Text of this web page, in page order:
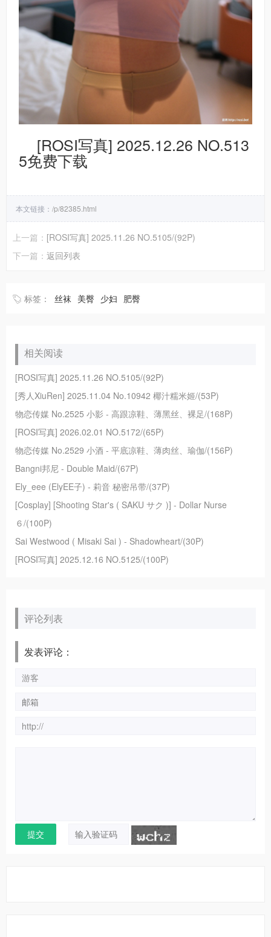
[ROSI写真] 2025.12.26 NO.513
5免费下载
本文链接： /p/82385.html
上一篇： [ROSI写真] 2025.11.26 NO.5105/(92P)
下一篇： 返回列表
标签： 丝袜 美臀 少妇 肥臀
相关阅读
[ROSI写真] 2025.11.26 NO.5105/(92P)
[秀人XiuRen] 2025.11.04 No.10942 椰汁糯米姬/(53P)
物恋传媒 No.2525 小影 - 高跟凉鞋、薄黑丝、裸足/(168P)
[ROSI写真] 2026.02.01 NO.5172/(65P)
物恋传媒 No.2529 小酒 - 平底凉鞋、薄肉丝、瑜伽/(156P)
Bangni邦尼 - Double Maid/(67P)
Ely_eee (ElyEE子) - 莉音 秘密吊带/(37P)
[Cosplay] [Shooting Star's ( SAKU サク )] - Dollar Nurse
６/(100P)
Sai Westwood ( Misaki Sai ) - Shadowheart/(30P)
[ROSI写真] 2025.12.16 NO.5125/(100P)
评论列表
发表评论：